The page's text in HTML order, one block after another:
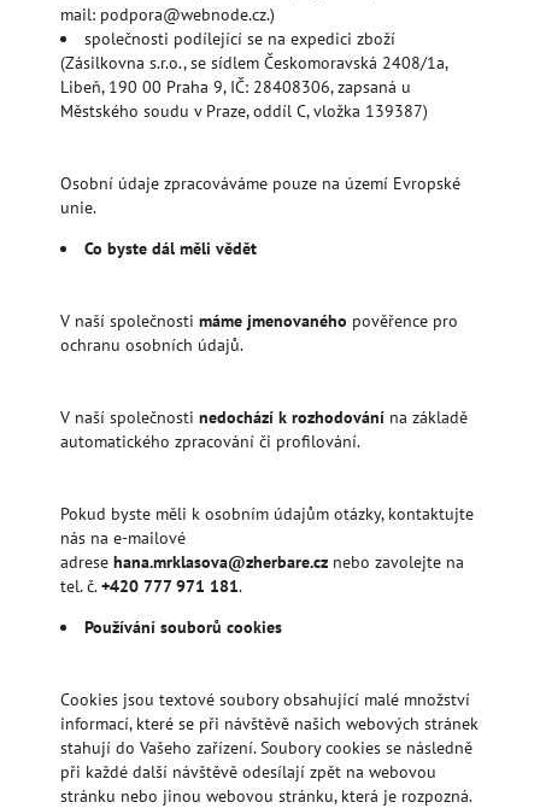
mail: podpora@webnode.cz.)
společnosti podílející se na expedici zboží
(Zásilkovna s.r.o., se sídlem Českomoravská 2408/1a,
Libeň, 190 00 Praha 9, IČ: 28408306, zapsaná u
Městského soudu v Praze, oddíl C, vložka 139387)
Osobní údaje zpracováváme pouze na území Evropské
unie.
Co byste dál měli vědět
V naší společnosti máme jmenovaného pověřence pro
ochranu osobních údajů.
V naší společnosti nedochází k rozhodování na základě
automatického zpracování či profilování.
Pokud byste měli k osobním údajům otázky, kontaktujte
nás na e-mailové
adrese hana.mrklasova@zherbare.cz nebo zavolejte na
tel. č. +420 777 971 181.
Používání souborů cookies
Cookies jsou textové soubory obsahující malé množství
informací, které se při návštěvě našich webových stránek
stahují do Vašeho zařízení. Soubory cookies se následně
při každé další návštěvě odesílají zpět na webovou
stránku nebo jinou webovou stránku, která je rozpozná.